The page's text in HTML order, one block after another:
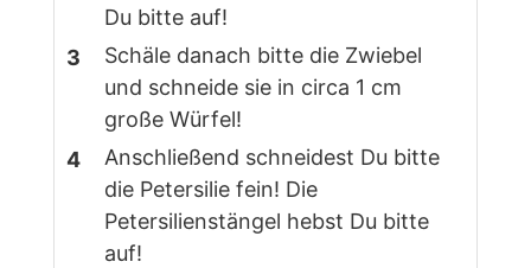
Du bitte auf!
Schäle danach bitte die Zwiebel
und schneide sie in circa 1 cm
große Würfel!
Anschließend schneidest Du bitte
die Petersilie fein! Die
Petersilienstängel hebst Du bitte
auf!